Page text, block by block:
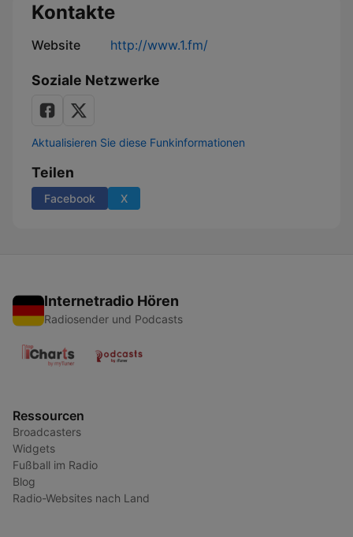
Kontakte
Website http://www.1.fm/
Soziale Netzwerke
Aktualisieren Sie diese Funkinformationen
Teilen
Facebook X
Internetradio Hören
Radiosender und Podcasts
Ressourcen
Broadcasters
Widgets
Fußball im Radio
Blog
Radio-Websites nach Land